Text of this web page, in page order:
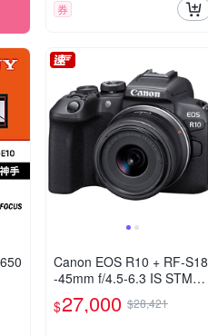
券
Canon EOS R10 + RF-S18
-45mm f/4.5-6.3 IS STM
(公司貨)
$27,000 $28,421